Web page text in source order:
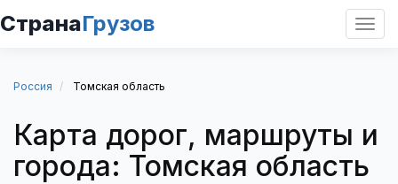
СтранаГрузов
Россия Томская область
Карта дорог, маршруты и
города: Томская область